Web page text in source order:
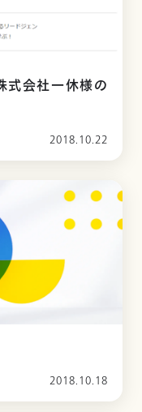
会社一休様の
2018.10.22
2018.10.18